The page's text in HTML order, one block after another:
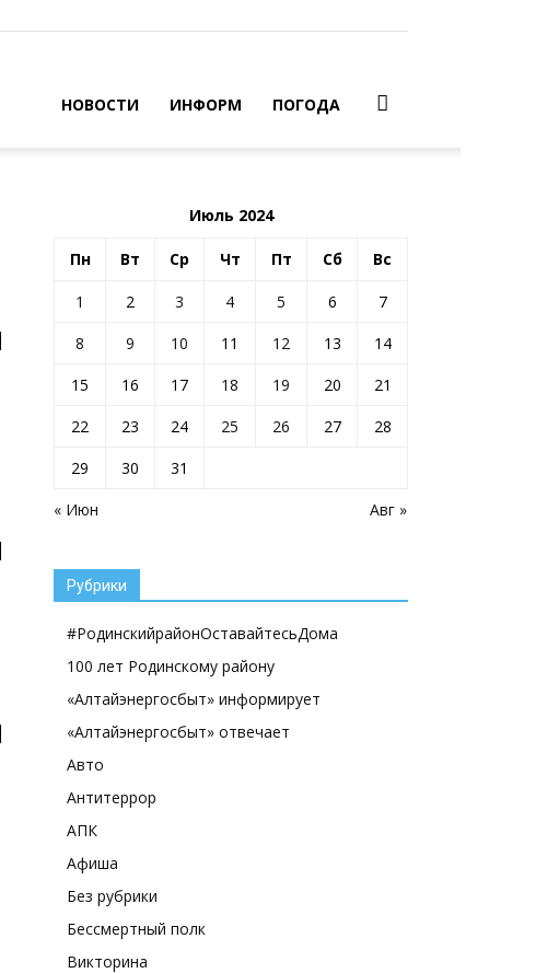
НОВОСТИ ИНФОРМ ПОГОДА
Июль 2024
Пн Вт Ср Чт Пт Сб Вс
« Июн Авг »
1 2 3 4 5 6
7
8
9 10 11 12 13
14
15
16 17 18 19 20
21
22
23 24 25 26 27
28
29
30 31
Рубрики
#РодинскийрайонОставайтесьДома
100 лет Родинскому району
«Алтайэнергосбыт» информирует
«Алтайэнергосбыт» отвечает
Авто
Антитеррор
АПК
Афиша
Без рубрики
Бессмертный полк
Викторина